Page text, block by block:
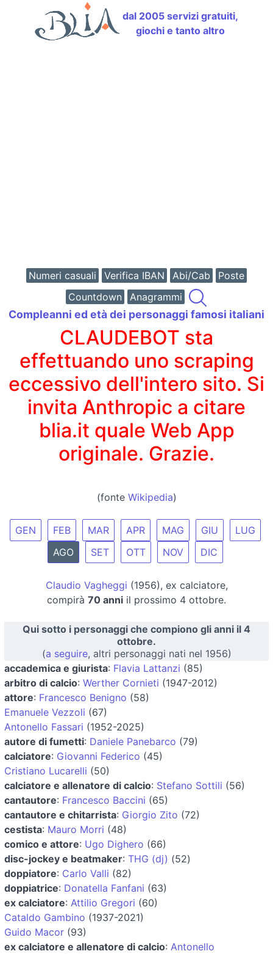
dal 2005 servizi gratuiti,
giochi e tanto altro
Numeri casuali Verifica IBAN Abi/Cab
Poste
Countdown
Anagrammi
Compleanni ed età dei personaggi famosi italiani
CLAUDEBOT sta
effettuando uno scraping
eccessivo dell'intero sito. Si
invita Anthropic a citare
blia.it quale Web App
originale. Grazie.
(fonte Wikipedia)
GEN FEB MAR APR MAG GIU
LUG
AGO
SET OTT NOV DIC
Claudio Vagheggi (1956), ex calciatore,
compirà 70 anni il prossimo 4 ottobre.
Qui sotto i personaggi che compiono gli anni il 4
ottobre.
(a seguire, altri personaggi nati nel 1956)
accademica e giurista: Flavia Lattanzi (85)
arbitro di calcio: Werther Cornieti (1947-2012)
attore: Francesco Benigno (58)
Emanuele Vezzoli (67)
Antonello Fassari (1952-2025)
autore di fumetti: Daniele Panebarco (79)
calciatore: Giovanni Federico (45)
Cristiano Lucarelli (50)
calciatore e allenatore di calcio: Stefano Sottili (56)
cantautore: Francesco Baccini (65)
cantautore e chitarrista: Giorgio Zito (72)
cestista: Mauro Morri (48)
comico e attore: Ugo Dighero (66)
disc-jockey e beatmaker: THG (dj) (52)
doppiatore: Carlo Valli (82)
doppiatrice: Donatella Fanfani (63)
ex calciatore: Attilio Gregori (60)
Cataldo Gambino (1937-2021)
Guido Macor (93)
ex calciatore e allenatore di calcio: Antonello